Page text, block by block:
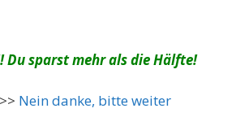
Du sparst mehr als die Hälfte!
Nein danke, bitte weiter